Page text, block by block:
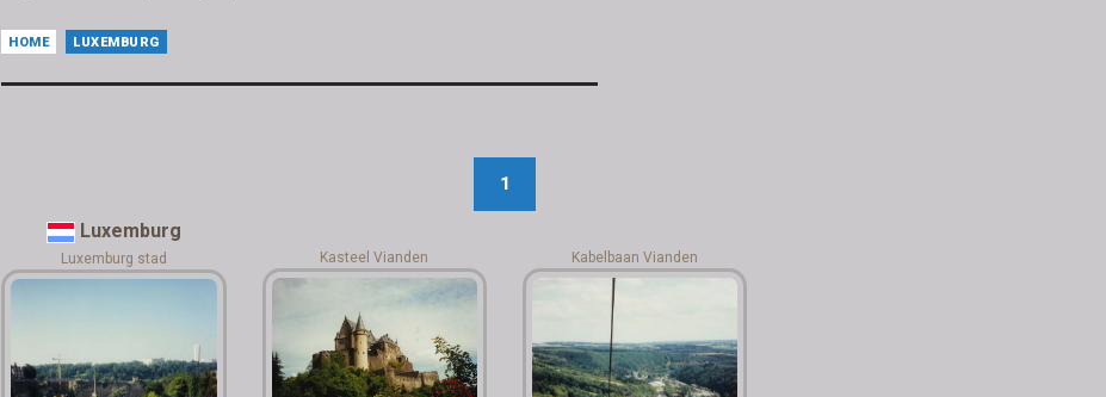
HOME LUXEMBURG
1
Luxemburg
Luxemburg stad Kasteel Vianden Kabelbaan Vianden